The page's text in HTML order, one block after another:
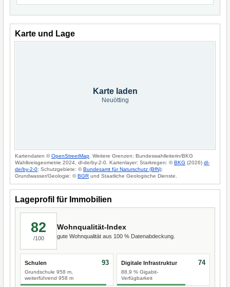
Karte und Lage
Karte laden
Neuötting
Kartendaten ©OpenStreetMap . Weitere Grenzen: Bundeswahlleiterin/BKG
Wahlkreisgeometrie 2024, dl-de/by-2-0. Kartenlayer: Starkregen: ©BKG (2026) dl-
de/by-2-0; Schutzgebiete: ©Bundesamt für Naturschutz (BfN);
Grundwasser/Geologie: ©BGR und Staatliche Geologische Dienste.
Lageprofil für Immobilien
82
/100
Wohnqualität-Index
gute Wohnqualität aus 100 % Datenabdeckung.
Schulen
Grundschule 958 m,
weiterführend 958 m
93 Digitale Infrastruktur
88,9 % Gigabit-
Verfügbarkeit
74